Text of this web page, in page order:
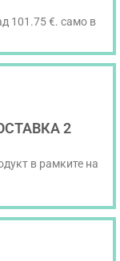
101.75 €. само в
2
в рамките на